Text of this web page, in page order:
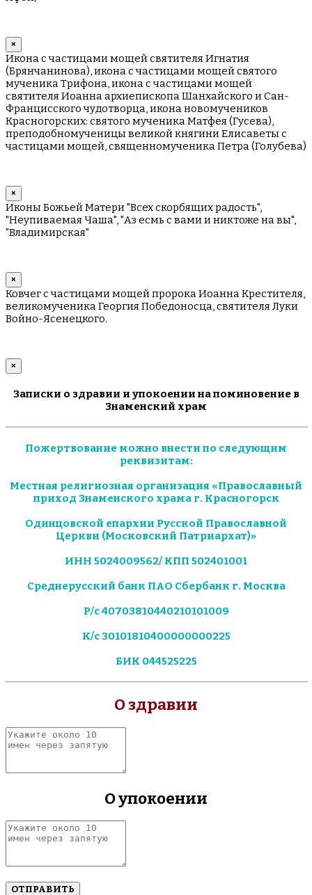
×
Икона с частицами мощей святителя Игнатия
(Брянчанинова), икона с частицами мощей святого
мученика Трифона, икона с частицами мощей
святителя Иоанна архиепископа Шанхайского и Сан-
Францисского чудотворца, икона новомучеников
Красногорских: святого мученика Матфея (Гусева),
преподобномученицы великой княгини Елисаветы с
частицами мощей, священномученика Петра (Голубева)
×
Иконы Божьей Матери "Всех скорбящих радость",
"Неупиваемая Чаша", "Аз есмь с вами и никтоже на вы",
"Владимирская"
×
Ковчег с частицами мощей пророка Иоанна Крестителя,
великомученика Георгия Победоносца, святителя Луки
Войно-Ясенецкого.
×
Записки о здравии и упокоении на поминовение в
Знаменский храм
Пожертвование можно внести по следующим
реквизитам:
Местная религиозная организация «Православный
приход Знаменского храма г. Красногорск
Одинцовской епархии Русской Православной
Церкви (Московский Патриархат)»
ИНН 5024009562/ КПП 502401001
Среднерусский банк ПАО Сбербанк г. Москва
Р/с 40703810440210101009
К/с 30101810400000000225
БИК 044525225
О здравии
Укажите
около
имен
О упокоении
Укажите
около
имен
запятую